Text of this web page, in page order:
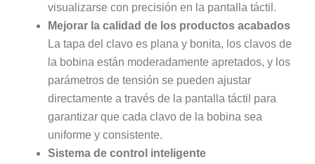
visualizarse con precisión en la pantalla táctil.
Mejorar la calidad de los productos acabados
La tapa del clavo es plana y bonita, los clavos de
la bobina están moderadamente apretados, y los
parámetros de tensión se pueden ajustar
directamente a través de la pantalla táctil para
garantizar que cada clavo de la bobina sea
uniforme y consistente.
Sistema de control inteligente